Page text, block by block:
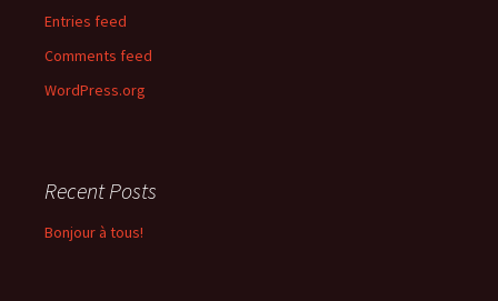
Entries feed
Comments feed
WordPress.org
Recent Posts
Bonjour à tous!